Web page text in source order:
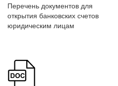
Перечень документов для
открытия банковских счетов
юридическим лицам